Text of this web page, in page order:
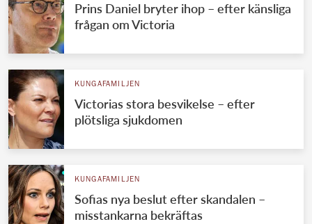
Prins Daniel bryter ihop – efter känsliga
frågan om Victoria
KUNGAFAMILJEN
Victorias stora besvikelse – efter
plötsliga sjukdomen
KUNGAFAMILJEN
Sofias nya beslut efter skandalen –
misstankarna bekräftas